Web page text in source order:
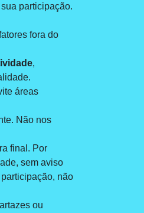
participação.
fora do
,
áreas
Não nos
final. Por
sem aviso
não
ou